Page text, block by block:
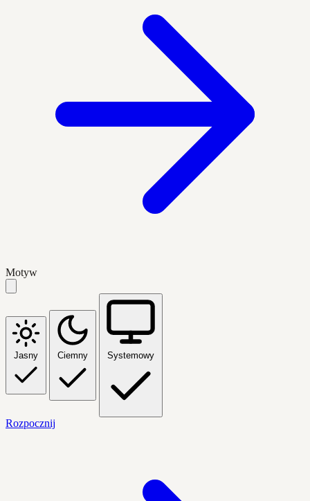
Motyw
Jasny Ciemny Systemowy
Rozpocznij